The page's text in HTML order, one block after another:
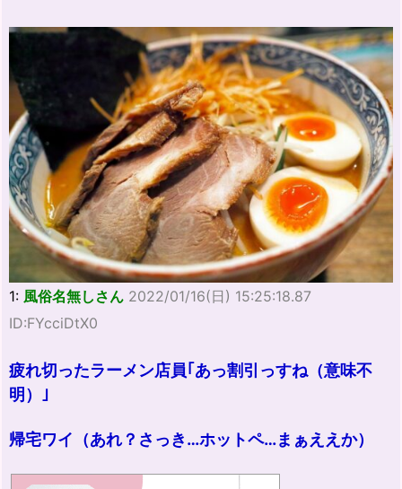
1: 風俗名無しさん 2022/01/16(日) 15:25:18.87
ID:FYcciDtX0
疲れ切ったラーメン店員｢あっ割引っすね（意味不
明）｣
帰宅ワイ（あれ？さっき…ホットペ…まぁええか）